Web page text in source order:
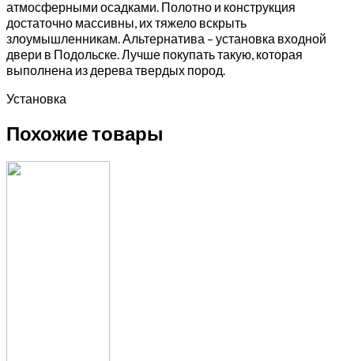
атмосферными осадками. Полотно и конструкция
достаточно массивны, их тяжело вскрыть
злоумышленникам. Альтернатива – установка входной
двери в Подольске. Лучше покупать такую, которая
выполнена из дерева твердых пород.
Установка
Похожие товары